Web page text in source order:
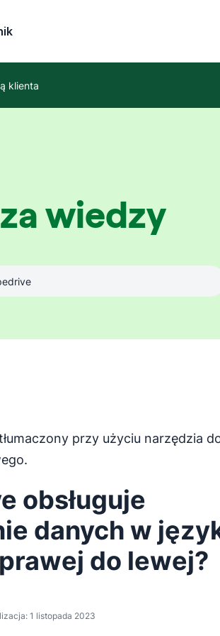
klienta
wiedzy
z języka angielskiego za pomocą
przy użyciu narzędzia
obsługuje
danych w
do lewej?
1 listopada 2023